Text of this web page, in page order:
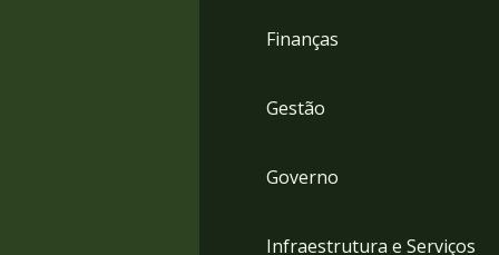
Finanças
Gestão
Governo
Infraestrutura e Serviços